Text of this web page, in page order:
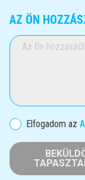
AZ ÖN
Az Ön
Elfogadom az